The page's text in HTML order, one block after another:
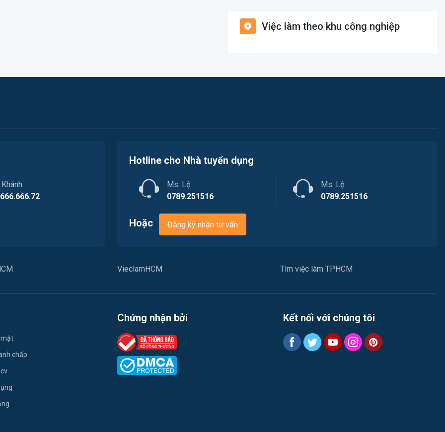
Văn Phòng
Sản xuất / Vận hành sản xuất
Việc làm Nhà Bè
Việc làm Quận 5
Việc làm Quận 8
Việc làm theo khu công nghiệp
Hotline cho Nhà tuyển dụng
Ms. Lệ
0789.251516
Ms. Lệ
0789.251516
Hoặc Đăng ký nhận tư vấn
VieclamHCM Tìm việc làm TPHCM
mật
chấp
Chứng nhận bởi Kết nối với chúng tôi